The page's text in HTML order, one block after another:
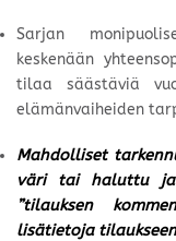
Sarjan
keskenään
tilaa säästäviä
elämänvaiheiden
Mahdolliset
väri tai haluttu
”tilauksen
lisätietoja